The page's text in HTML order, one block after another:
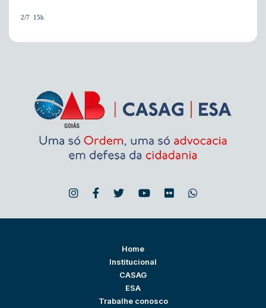
2/7  15h
Home
Institucional
CASAG
ESA
Trabalhe conosco